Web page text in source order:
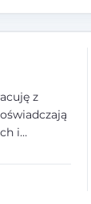
z
i
historii
szkoły